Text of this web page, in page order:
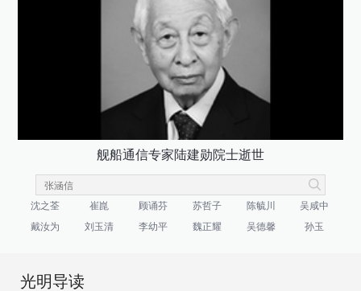
舰船通信专家陆建勋院士逝世
沈之荃 崔崑 顾诵芬 苏哲子 陈毓川
吴咸中
戴汝为
刘玉清 李幼平 魏正耀 吴德馨 孙玉
光明导读